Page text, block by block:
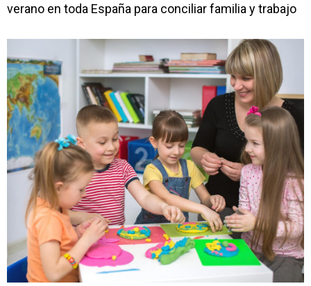
verano en toda España para conciliar familia y trabajo